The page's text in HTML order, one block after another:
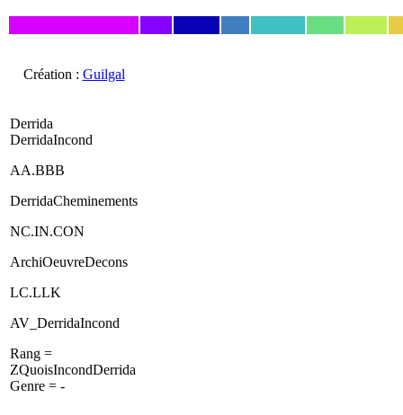
Création : Guilgal
Derrida
DerridaIncond
AA.BBB
DerridaCheminements
NC.IN.CON
ArchiOeuvreDecons
LC.LLK
AV_DerridaIncond
Rang =
ZQuoisIncondDerrida
Genre = -